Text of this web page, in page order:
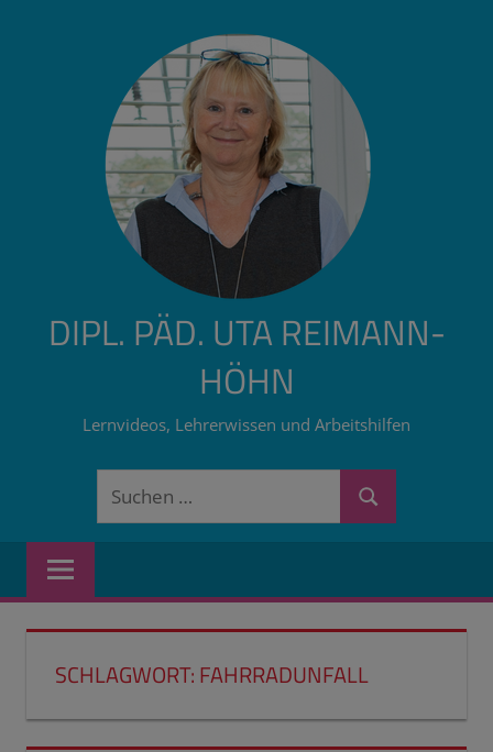
DIPL. PÄD. UTA REIMANN-
HÖHN
Lernvideos, Lehrerwissen und Arbeitshilfen
Suchen
Suchen
SCHLAGWORT:FAHRRADUNFALL